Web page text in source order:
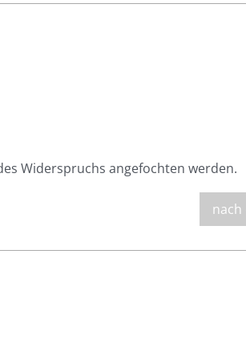
Widerspruchs angefochten werden.
nach